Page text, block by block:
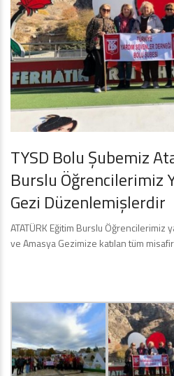
TYSD Bolu Şubemiz
Burslu Öğrencilerimiz
Gezi Düzenlemişlerdir
ATATÜRK Eğitim Burslu Öğrencilerimiz
ve Amasya Gezimize katılan tüm